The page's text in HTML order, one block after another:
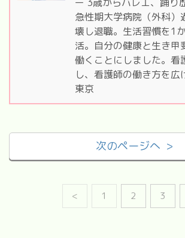
急性期大学病院（外科）
壊し退職。生活習慣を1
活。自分の健康と生き甲
働くことにしました。看
し、看護師の働き方を
東京
次のページへ >
< 1 2 3